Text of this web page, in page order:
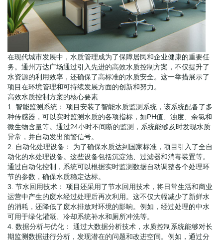
在现代城市发展中，水质管理成为了保障居民和企业健康的重要任
务。通州万达广场通过引入先进的高效水质控制方案，不仅提升了
水资源的利用效率，还确保了高标准的水质安全。这一举措展示了
项目在环境管理和可持续发展方面的创新和努力。
高效水质控制方案的核心要素
1. 智能监测系统： 项目安装了智能水质监测系统，该系统配备了多
种传感器，可以实时监测水质的各项指标，如PH值、浊度、余氯和
微生物含量等。通过24小时不间断的监测，系统能够及时发现水质
异常，并自动发出预警信号。
2. 自动化处理设备： 为了确保水质达到国家标准，项目引入了全自
动化的水处理设备。这些设备包括沉淀池、过滤器和消毒装置等。
通过自动化控制，系统可以根据实时监测数据自动调整各个处理环
节的参数，确保水质稳定达标。
3. 节水回用技术： 项目还采用了节水回用技术，将日常生活和商业
运营中产生的废水经过处理后再次利用。这不仅大幅减少了新鲜水
的消耗，还降低了废水排放对环境的影响。例如，经过处理的中水
可用于绿化灌溉、冷却系统补水和厕所冲洗等。
4. 数据分析与优化： 通过大数据分析技术，水质控制系统能够对长
期监测数据进行分析，发现潜在的问题和改进空间。例如，通过分